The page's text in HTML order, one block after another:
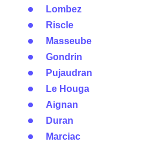
Lombez
Riscle
Masseube
Gondrin
Pujaudran
Le Houga
Aignan
Duran
Marciac